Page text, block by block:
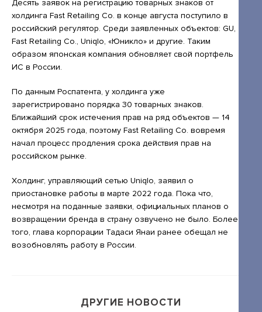
IPQuorum.Музыка
Сведения об образовательной организации
Договор-оферта
Согласие на обработку персональных
данных для регистрации на сайте
Согласие на обработку персональных
данных (Cookie)
Политика обработки персональных данных
Положение об антикоррупционной
политике
Десять заявок на регистрацию товарных знаков от
холдинга Fast Retailing Co. в конце августа поступило в
российский регулятор. Среди заявленных объектов: GU,
Fast Retailing Co., Uniqlo, «Юникло» и другие. Таким
образом японская компания обновляет свой портфель
ИС в России.
По данным Роспатента, у холдинга уже
зарегистрировано порядка 30 товарных знаков.
Ближайший срок истечения прав на ряд объектов — 14
октября 2025 года, поэтому Fast Retailing Co. вовремя
начал процесс продления срока действия прав на
российском рынке.
Холдинг, управляющий сетью Uniqlo, заявил о
приостановке работы в марте 2022 года. Пока что,
несмотря на поданные заявки, официальных планов о
возвращении бренда в страну озвучено не было. Более
того, глава корпорации Тадаси Янаи ранее обещал не
возобновлять работу в России.
ДРУГИЕ НОВОСТИ